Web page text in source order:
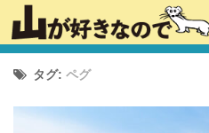
タグ: ペグ